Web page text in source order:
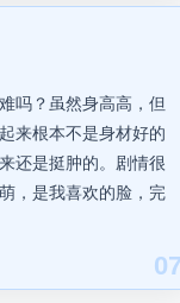
吗？虽然身高高，但
来根本不是身材好的
还是挺肿的。剧情很
，是我喜欢的脸，完